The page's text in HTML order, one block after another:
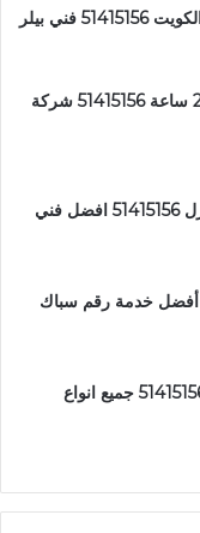
تركيب سخانات مركزية الكويت 51415156 فني بيلر
تسليك مجاري الكويت 24 ساعة 51415156 شركة
تصليح مضخات مياه المنزل 51415156 افضل فني
سباك الكويت 51415156 أفضل خدمة رقم سباك
تصليح سخانات مركزية 51415156 جميع انواع